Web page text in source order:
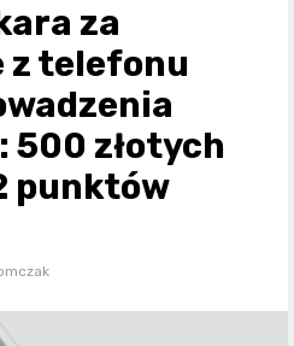
za
z telefonu
500 złotych
punktów